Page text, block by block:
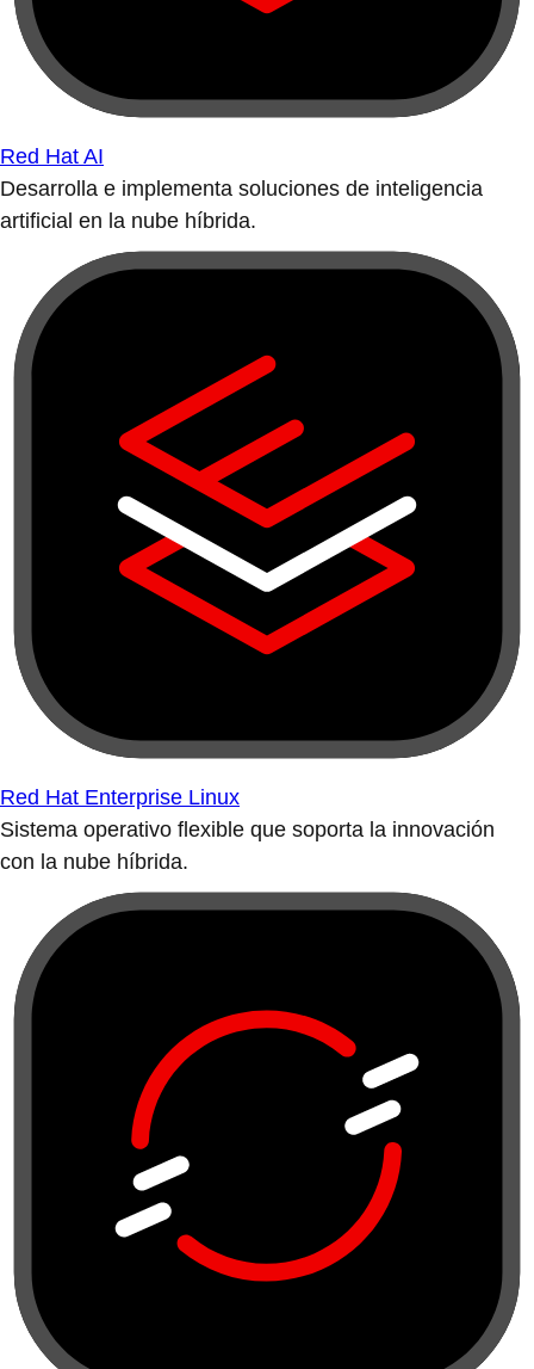
Red Hat AI
Desarrolla e implementa soluciones de inteligencia
artificial en la nube híbrida.
Red Hat Enterprise Linux
Sistema operativo flexible que soporta la innovación
con la nube híbrida.